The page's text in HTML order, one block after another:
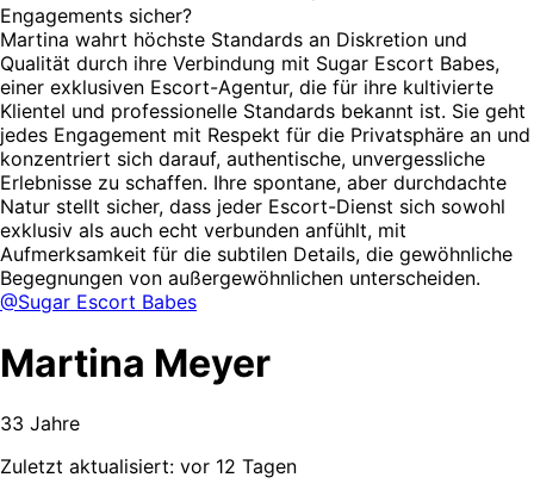
Engagements sicher?
Martina wahrt höchste Standards an Diskretion und
Qualität durch ihre Verbindung mit Sugar Escort Babes,
einer exklusiven Escort-Agentur, die für ihre kultivierte
Klientel und professionelle Standards bekannt ist. Sie geht
jedes Engagement mit Respekt für die Privatsphäre an und
konzentriert sich darauf, authentische, unvergessliche
Erlebnisse zu schaffen. Ihre spontane, aber durchdachte
Natur stellt sicher, dass jeder Escort-Dienst sich sowohl
exklusiv als auch echt verbunden anfühlt, mit
Aufmerksamkeit für die subtilen Details, die gewöhnliche
Begegnungen von außergewöhnlichen unterscheiden.
@Sugar Escort Babes
Martina Meyer
33 Jahre
Zuletzt aktualisiert: vor 12 Tagen